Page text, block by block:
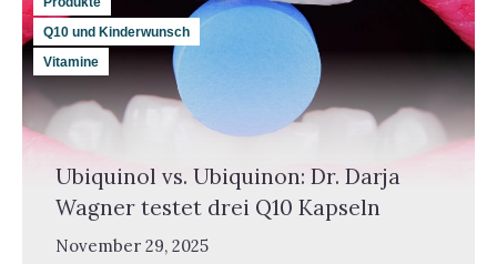
Q10 und Kinderwunsch
Vitamine
Ubiquinol vs. Ubiquinon: Dr. Darja
Wagner testet drei Q10 Kapseln
November 29, 2025